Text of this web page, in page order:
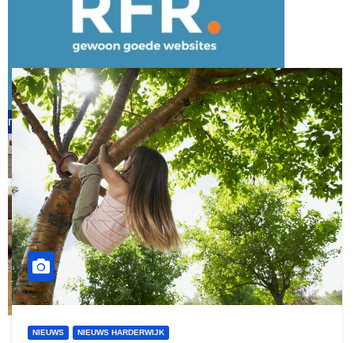
word vrijwilliger (1)
refreshed webdesign putten
ruitengaparket
NIEUWS NIEUWS HARDERWIJK